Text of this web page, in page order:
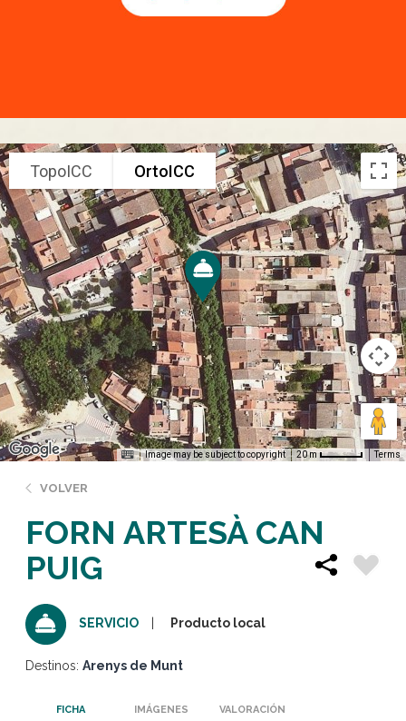
TopoICC OrtoICC
Image may be subject to copyright 20 m Terms
VOLVER
FORN ARTESÀ CAN
PUIG
SERVICIO Producto local
Destinos: Arenys de Munt
FICHA IMÁGENES VALORACIÓN